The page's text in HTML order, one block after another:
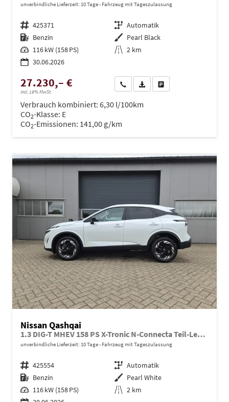
unverbindliche Lieferzeit: 10 Tage Fahrzeug mit Tageszulassung
Fahrzeugnr. 425371 Getriebe Automatik
Kraftstoff Benzin Außenfarbe Pearl Black
Leistung 116 kW (158 PS) Kilometerstand 2 km
30.06.2026
27.230,– €
incl. 19% MwSt.
Wir rufen Sie anPDF-Datei, Fahrzeugexposé
Verbrauch kombiniert: 6,30 l/100km
CO2-Klasse: E
CO2-Emissionen: 141,00 g/km
Nissan Qashqai
1.3 DIG-T MHEV 158 PS X-Tronic N-Connecta Teil-Leder PanoGlasdach Klimaautomatik Sitzheizung Lenkradheizung Navi ACC PDC v+h 360°Kamera DAB Bluetooth Touchscreen Apple CarPlay Android Auto 18"LM
unverbindliche Lieferzeit: 10 Tage Fahrzeug mit Tageszulassung
Fahrzeugnr. 425554 Getriebe Automatik
Kraftstoff Benzin Außenfarbe Pearl White
Leistung 116 kW (158 PS) Kilometerstand 2 km